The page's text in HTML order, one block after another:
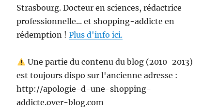
Strasbourg. Docteur en sciences, rédactrice
professionnelle... et shopping-addicte en
rédemption !Plus d'info ici.
Une partie du contenu du blog (2010-2013)
est toujours dispo sur l'ancienne adresse :
http://apologie-d-une-shopping-
addicte.over-blog.com